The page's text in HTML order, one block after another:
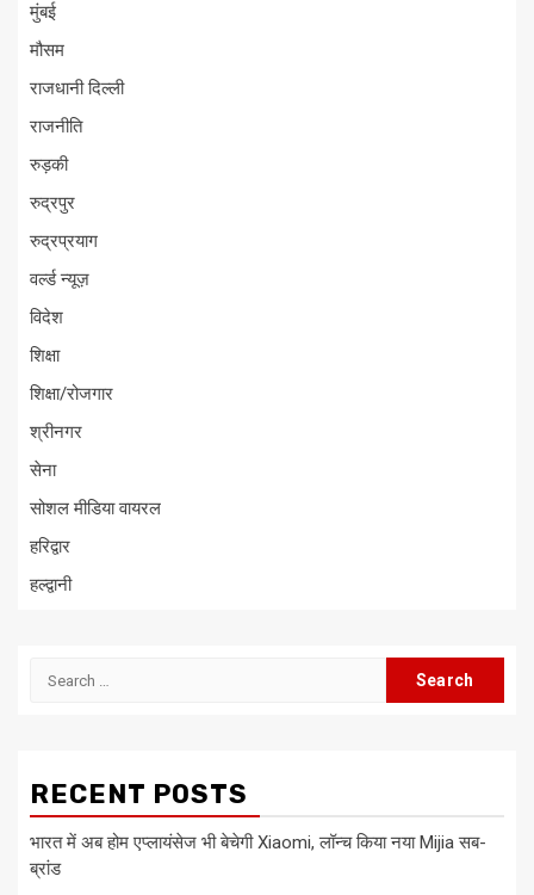
मुंबई
मौसम
राजधानी दिल्ली
राजनीति
रुड़की
रुद्रपुर
रुद्रप्रयाग
वर्ल्ड न्यूज़
विदेश
शिक्षा
शिक्षा/रोजगार
श्रीनगर
सेना
सोशल मीडिया वायरल
हरिद्वार
हल्द्वानी
Search
RECENT POSTS
भारत में अब होम एप्लायंसेज भी बेचेगी Xiaomi, लॉन्च किया नया Mijia सब-
ब्रांड